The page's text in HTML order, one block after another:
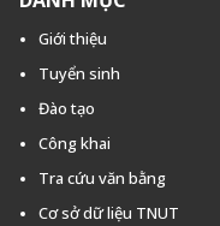
Giới thiệu
Tuyển sinh
Đào tạo
Công khai
Tra cứu văn bằng
Cơ sở dữ liệu TNUT